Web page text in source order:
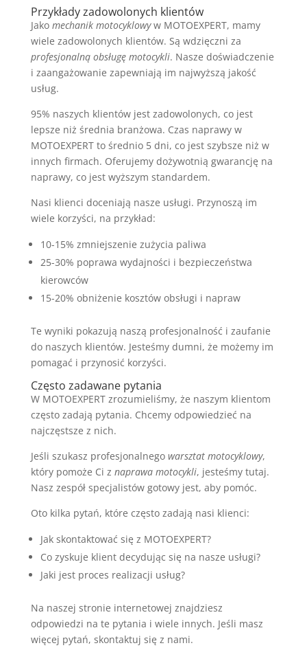
Przykłady zadowolonych klientów
Jako mechanik motocyklowyw MOTOEXPERT, mamy
wiele zadowolonych klientów. Są wdzięczni za
profesjonalną obsługę motocykli. Nasze doświadczenie
i zaangażowanie zapewniają im najwyższą jakość
usług.
95% naszych klientów jest zadowolonych, co jest
lepsze niż średnia branżowa. Czas naprawy w
MOTOEXPERT to średnio 5 dni, co jest szybsze niż w
innych firmach. Oferujemy dożywotnią gwarancję na
naprawy, co jest wyższym standardem.
Nasi klienci doceniają nasze usługi. Przynoszą im
wiele korzyści, na przykład:
10-15% zmniejszenie zużycia paliwa
25-30% poprawa wydajności i bezpieczeństwa
kierowców
15-20% obniżenie kosztów obsługi i napraw
Te wyniki pokazują naszą profesjonalność i zaufanie
do naszych klientów. Jesteśmy dumni, że możemy im
pomagać i przynosić korzyści.
Często zadawane pytania
W MOTOEXPERT zrozumieliśmy, że naszym klientom
często zadają pytania. Chcemy odpowiedzieć na
najczęstsze z nich.
Jeśli szukasz profesjonalnego warsztat motocyklowy,
który pomoże Ci z naprawa motocykli, jesteśmy tutaj.
Nasz zespół specjalistów gotowy jest, aby pomóc.
Oto kilka pytań, które często zadają nasi klienci:
Jak skontaktować się z MOTOEXPERT?
Co zyskuje klient decydując się na nasze usługi?
Jaki jest proces realizacji usług?
Na naszej stronie internetowej znajdziesz
odpowiedzi na te pytania i wiele innych. Jeśli masz
więcej pytań, skontaktuj się z nami.